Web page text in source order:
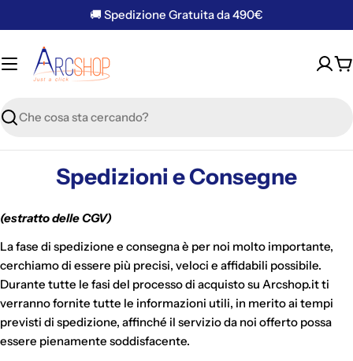
al
contenuto
🚚 Spedizione Gratuita da 490€
Ricerca
Spedizioni e Consegne
(estratto delle CGV)
La fase di spedizione e consegna è per noi molto importante,
cerchiamo di essere più precisi, veloci e affidabili possibile.
Durante tutte le fasi del processo di acquisto su Arcshop.it ti
verranno fornite tutte le informazioni utili, in merito ai tempi
previsti di spedizione, affinché il servizio da noi offerto possa
essere pienamente soddisfacente.